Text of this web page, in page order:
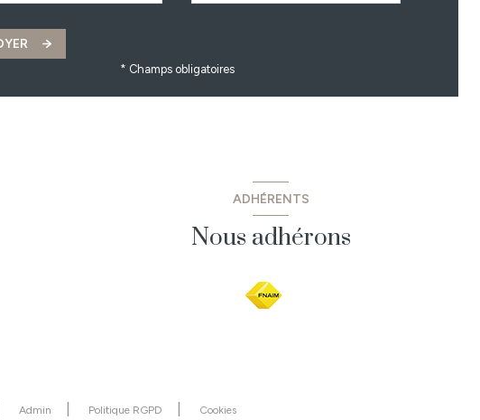
* Champs obligatoires
ADHÉRENTS
Nous adhérons
Admin Politique RGPD Cookies